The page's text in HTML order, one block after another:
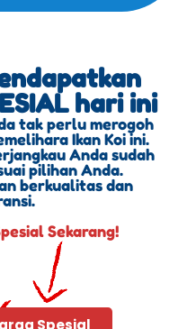
hari ini
tak perlu merogoh
Ikan Koi ini.
Anda sudah
pilihan Anda.
berkualitas dan
Sekarang!
Spesial